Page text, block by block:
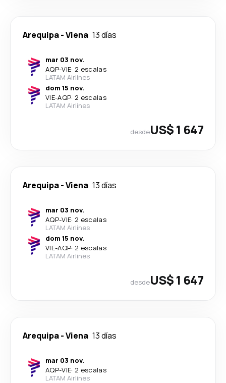
Arequipa-Viena 13 días
mar 03 nov.
AQP-VIE· 2 escalas
LATAM Airlines
dom 15 nov.
VIE-AQP· 2 escalas
LATAM Airlines
desdeUS$ 1 647
Arequipa-Viena 13 días
mar 03 nov.
AQP-VIE· 2 escalas
LATAM Airlines
dom 15 nov.
VIE-AQP· 2 escalas
LATAM Airlines
desdeUS$ 1 647
Arequipa-Viena 13 días
mar 03 nov.
AQP-VIE· 2 escalas
LATAM Airlines